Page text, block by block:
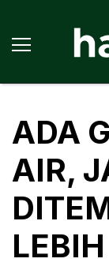
ADA
AIR,
LEBIH